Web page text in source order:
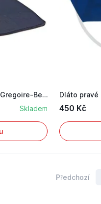
Dláto pluhu pravé pro pluhy Gregoire-Besson
Skladem 450 Kč
Předchozí